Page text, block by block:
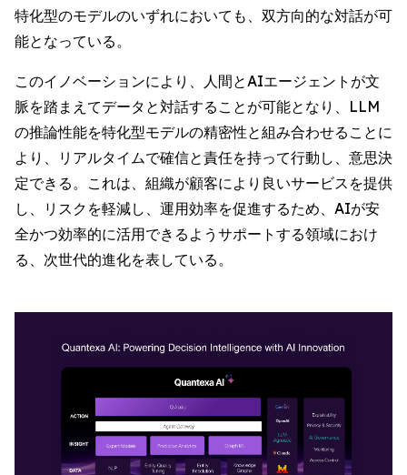
特化型のモデルのいずれにおいても、双方向的な対話が可
能となっている。
このイノベーションにより、人間とAIエージェントが文
脈を踏まえてデータと対話することが可能となり、LLM
の推論性能を特化型モデルの精密性と組み合わせることに
より、リアルタイムで確信と責任を持って行動し、意思決
定できる。これは、組織が顧客により良いサービスを提供
し、リスクを軽減し、運用効率を促進するため、AIが安
全かつ効率的に活用できるようサポートする領域におけ
る、次世代的進化を表している。